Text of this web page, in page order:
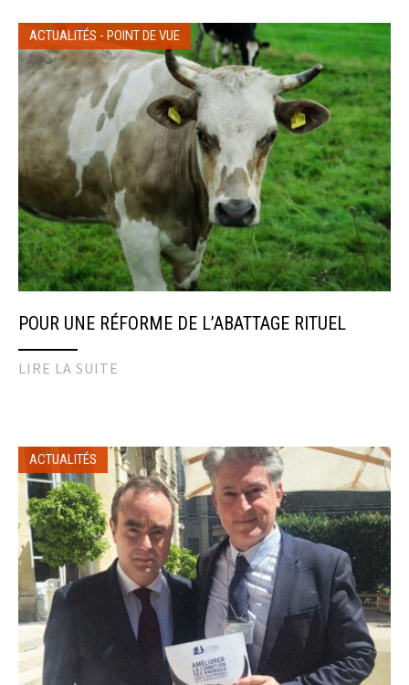
ACTUALITÉS - POINT DE VUE
POUR UNE RÉFORME DE L’ABATTAGE RITUEL
LIRE LA SUITE
ACTUALITÉS